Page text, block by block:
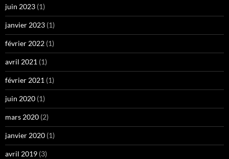
juin 2023 (1)
janvier 2023 (1)
février 2022 (1)
avril 2021 (1)
février 2021 (1)
juin 2020 (1)
mars 2020 (2)
janvier 2020 (1)
avril 2019 (3)